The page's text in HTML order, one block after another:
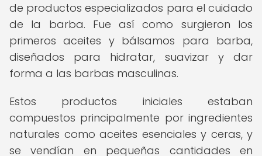
de productos especializados para el cuidado
de la barba. Fue así como surgieron los
primeros aceites y bálsamos para barba,
diseñados para hidratar, suavizar y dar
forma a las barbas masculinas.
Estos productos iniciales estaban
compuestos principalmente por ingredientes
naturales como aceites esenciales y ceras, y
se vendían en pequeñas cantidades en